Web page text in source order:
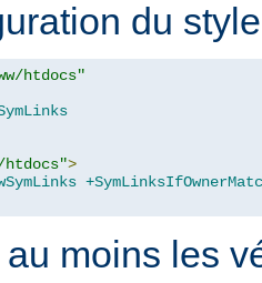
du
htdocs"
htdocs">
moins les